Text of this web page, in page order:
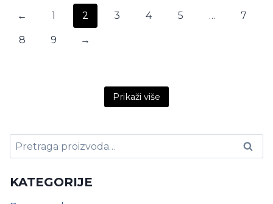
← 1 2 3 4 5 … 7
8 9 →
Prikaži više
Pretraga
za:
Pretraži
KATEGORIJE